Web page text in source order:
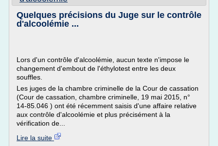
Quelques précisions du Juge sur le contrôle
d'alcoolémie ...
Lors d'un contrôle d'alcoolémie, aucun texte n'impose le
changement d'embout de l'éthylotest entre les deux
souffles.
Les juges de la chambre criminelle de la Cour de cassation
(Cour de cassation, chambre criminelle, 19 mai 2015, n°
14-85.046 ) ont été récemment saisis d'une affaire relative
aux contrôle d'alcoolémie et plus précisément à la
vérification de...
Lire la suite